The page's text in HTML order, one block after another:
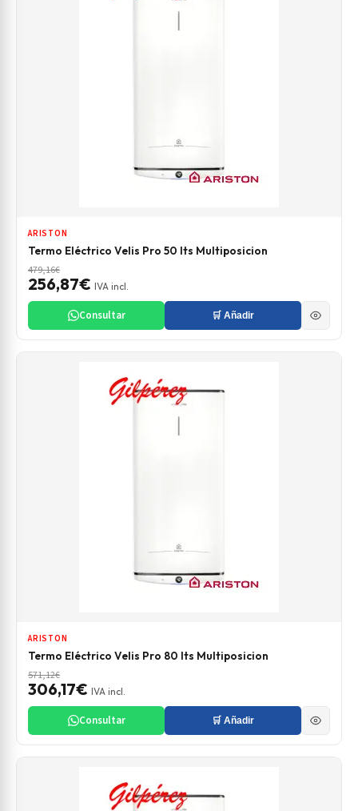
ARISTON
Termo Eléctrico Velis Pro 50 lts Multiposicion
479,16€
256,87€ IVA incl.
Consultar 🛒 Añadir
ARISTON
Termo Eléctrico Velis Pro 80 lts Multiposicion
571,12€
306,17€ IVA incl.
Consultar 🛒 Añadir